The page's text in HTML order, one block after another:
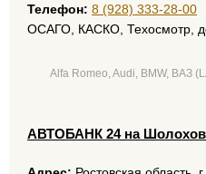
Телефон: 8 (928) 333-28-00
ОСАГО, КАСКО, Техосмотр,
Alfa Romeo, Audi, BMW, ВАЗ
AВТОБАНК 24 на